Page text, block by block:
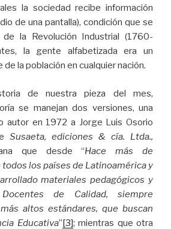
la sociedad recibe información
de una pantalla), condición que se
la Revolución Industrial (1760-
la gente alfabetizada era un
la población en cualquier nación.
de nuestra pieza del mes,
se manejan dos versiones, una
autor en 1972 a Jorge Luis Osorio
Susaeta, ediciones & cía. Ltda.,
que desde “Hace más de
todos los países de Latinoamérica y
materiales pedagógicos y
de Calidad, siempre
altos estándares, que buscan
Educativa”[3]; mientras que otra